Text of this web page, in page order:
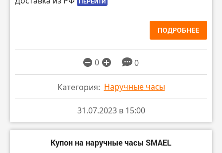
ПОДРОБНЕЕ
0 0
Категория: Наручные часы
31.07.2023 в 15:00
Купон на наручные часы SMAEL